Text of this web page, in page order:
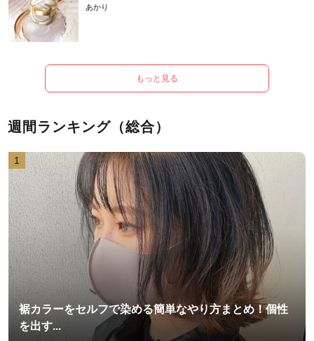
あかり
もっと見る
週間ランキング（総合）
1
裾カラーをセルフで染める簡単なやり方まとめ！個性
を出す...